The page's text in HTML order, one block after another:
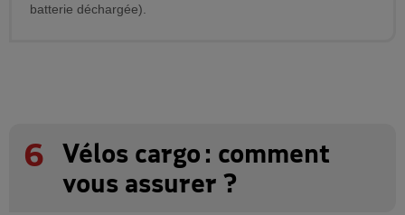
batterie déchargée).
6
Vélos cargo : comment
vous assurer ?